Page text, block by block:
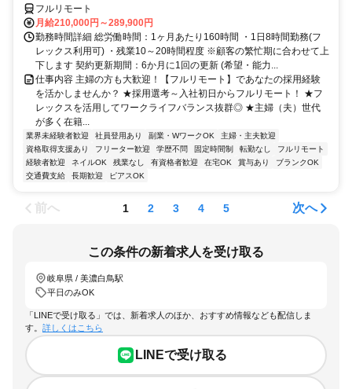
フルリモート
月給210,000円～289,900円
勤務時間詳細 総労働時間：1ヶ月あたり160時間 ・1日8時間勤務(フ
レックス利用可) ・残業10～20時間程度 ※顧客の繁忙期に合わせて上
下します 契約更新期間：6か月に1回の更新 (希望・能力...
仕事内容 主婦の方も大歓迎！【フルリモート】であなたの採用経験
を活かしませんか？ ★採用選考～入社初日からフルリモート！ ★フ
レックスを活用してワークライフバランス抜群◎ ★主婦（夫）世代
が多く在籍...
業界未経験者歓迎 社員登用あり 副業・WワークOK
主婦・主夫歓迎
資格取得支援あり
フリーター歓迎 学歴不問 固定時間制 転勤なし
フルリモート
経験者歓迎
ネイルOK 残業なし 有資格者歓迎 在宅OK 賞与あり
ブランクOK
交通費支給
長期歓迎 ピアスOK
前へ 1 2 3 4 5 次へ
この条件の新着求人を受け取る
岐阜県 / 美濃白鳥駅
平日のみOK
「LINEで受け取る」では、新着求人のほか、おすすめ情報なども配信しま
す。 詳しくはこちら
LINEで受け取る